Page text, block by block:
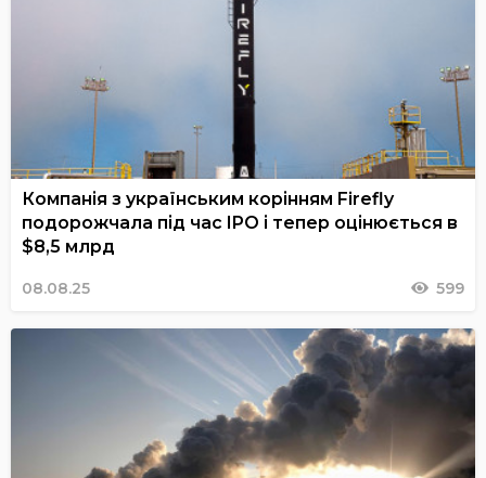
Компанія з українським корінням Firefly
подорожчала під час IPO і тепер оцінюється в
$8,5 млрд
08.08.25 599